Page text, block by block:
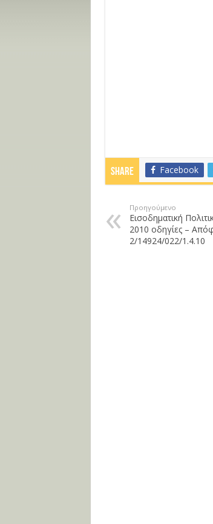
Share Facebook
Προηγούμενο
Εισοδηματική
2010 οδηγίες –
2/14924/022/1.4.10